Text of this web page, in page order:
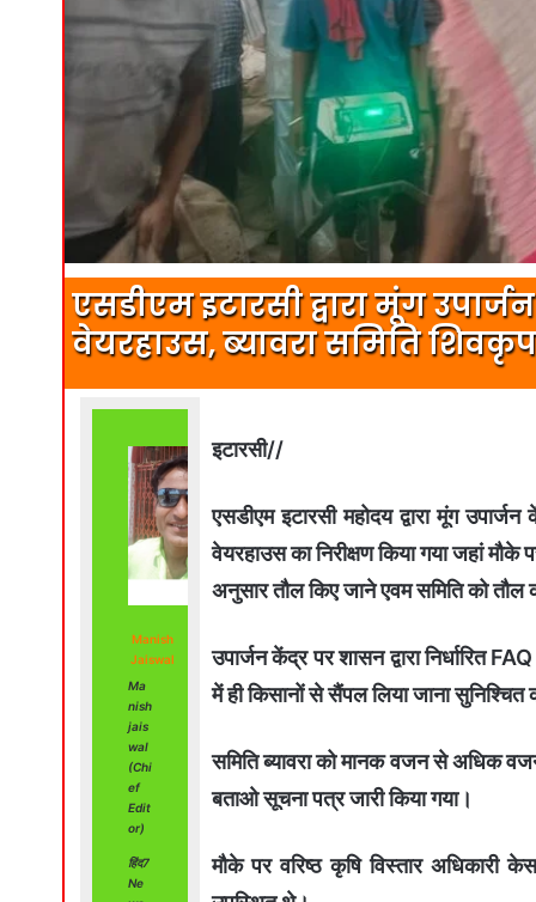
एसडीएम इटारसी द्वारा मूंग
वेयरहाउस, ब्यावरा समिति
Manish
Jaiswal
Ma
nish
jais
wal
(Chi
ef
Edit
or)
हिंद7
Ne
इटारसी//
एसडीएम इटारसी महोदय द्वारा मूंग
वेयरहाउस का निरीक्षण किया गया जहां
अनुसार तौल किए जाने एवम समिति को तौल
उपार्जन केंद्र पर शासन द्वारा निर्धारित
में ही किसानों से सैंपल लिया जाना सुनिश्चित
समिति ब्यावरा को मानक वजन से अधिक
बताओ सूचना पत्र जारी किया गया।
मौके पर वरिष्ठ कृषि विस्तार अधिकारी